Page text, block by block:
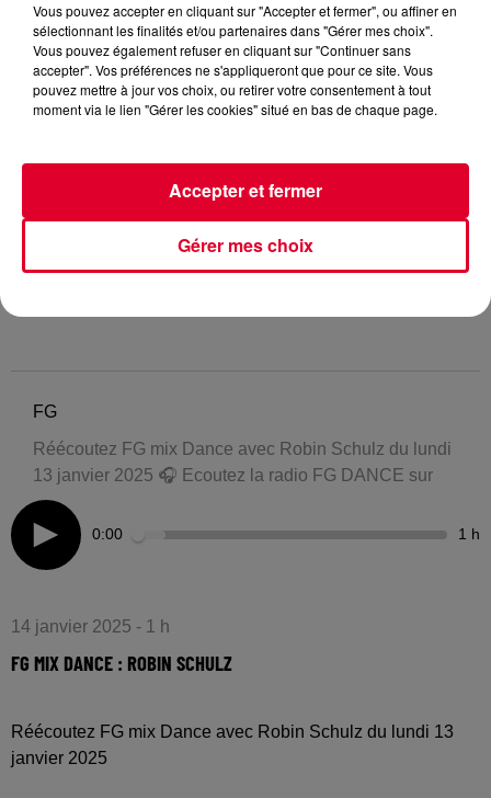
FG
Réécoutez FG mix Dance avec Robin Schulz du lundi
13 janvier 2025 🎧 Ecoutez la radio FG DANCE sur
0:00 1 h
14 janvier 2025 - 1 h
FG MIX DANCE : ROBIN SCHULZ
Réécoutez FG mix Dance avec Robin Schulz du lundi 13
janvier 2025
Vous pouvez accepter en cliquant sur "Accepter et fermer", ou affiner en
sélectionnant les finalités et/ou partenaires dans "Gérer mes choix".
Vous pouvez également refuser en cliquant sur "Continuer sans
accepter". Vos préférences ne s'appliqueront que pour ce site. Vous
pouvez mettre à jour vos choix, ou retirer votre consentement à tout
moment via le lien "Gérer les cookies" situé en bas de chaque page.
Gérer mes choix
Accepter et fermer